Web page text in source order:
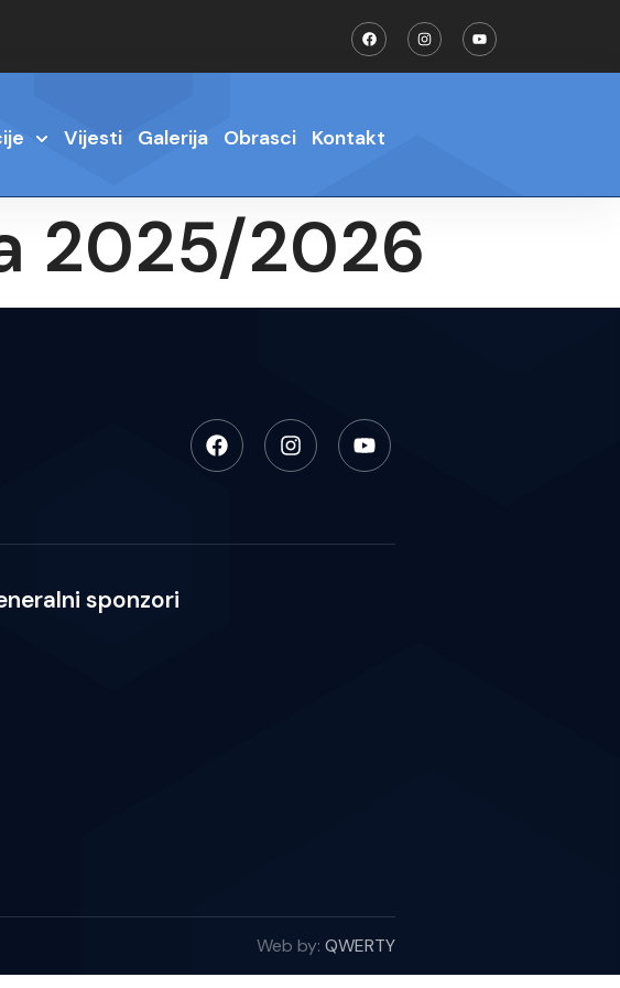
Vijesti Galerija Obrasci Kontakt
2025/2026
sponzori
Web by: QWERTY